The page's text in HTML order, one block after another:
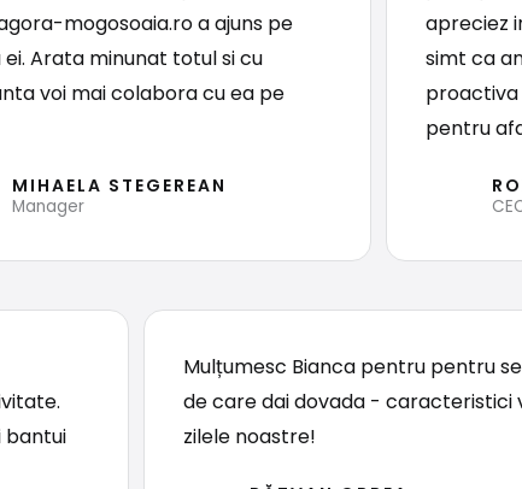
mogosoaia.ro a ajuns pe
ei. Arata minunat totul si cu
voi mai colabora cu ea pe
MIHAELA STEGEREAN
Manager
apreciez
simt ca
proactiva
pentru
bantui
Mulțumesc Bianca pentru pentru
de care dai dovada - caracteristici
zilele noastre!